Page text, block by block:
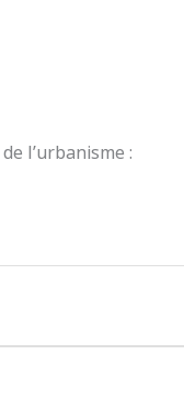
l’urbanisme :